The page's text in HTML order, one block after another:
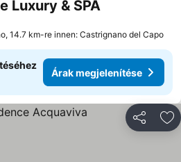
Luxury & SPAÁrak
14.7 km-re innen: Castrignano del Capo
Árak megjelenítése